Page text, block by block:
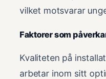
vilket motsvarar
Faktorer som
Kvaliteten på
arbetar inom sitt